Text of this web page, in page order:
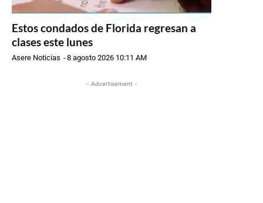
Estos condados de Florida regresan a
clases este lunes
Asere Noticias -8 agosto 2026 10:11 AM
- Advertisement -